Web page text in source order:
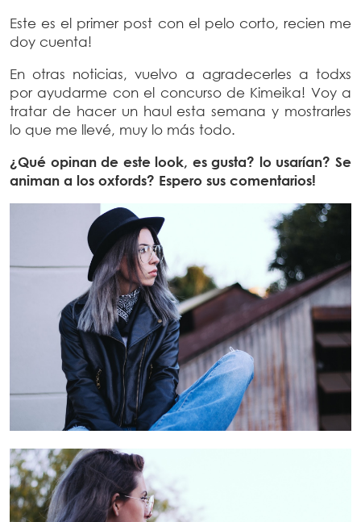
Este es el primer post con el pelo corto, recien me
doy cuenta!
En otras noticias, vuelvo a agradecerles a todxs
por ayudarme con el concurso de Kimeika! Voy a
tratar de hacer un haul esta semana y mostrarles
lo que me llevé, muy lo más todo.
¿Qué opinan de este look, es gusta? lo usarían? Se
animan a los oxfords? Espero sus comentarios!